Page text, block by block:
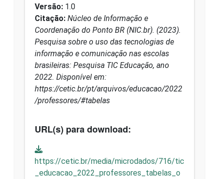
Versão: 1.0
Citação: Núcleo de Informação e
Coordenação do Ponto BR (NIC.br). (2023).
Pesquisa sobre o uso das tecnologias de
informação e comunicação nas escolas
brasileiras: Pesquisa TIC Educação, ano
2022. Disponível em:
https://cetic.br/pt/arquivos/educacao/2022
/professores/#tabelas
URL(s) para download:
https://cetic.br/media/microdados/716/tic
_educacao_2022_professores_tabelas_o